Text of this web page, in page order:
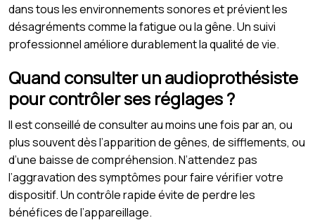
dans tous les environnements sonores et prévient les
désagréments comme la fatigue ou la gêne. Un suivi
professionnel améliore durablement la qualité de vie.
Quand consulter un audioprothésiste
pour contrôler ses réglages ?
Il est conseillé de consulter au moins une fois par an, ou
plus souvent dès l’apparition de gênes, de sifflements, ou
d’une baisse de compréhension. N’attendez pas
l’aggravation des symptômes pour faire vérifier votre
dispositif. Un contrôle rapide évite de perdre les
bénéfices de l’appareillage.